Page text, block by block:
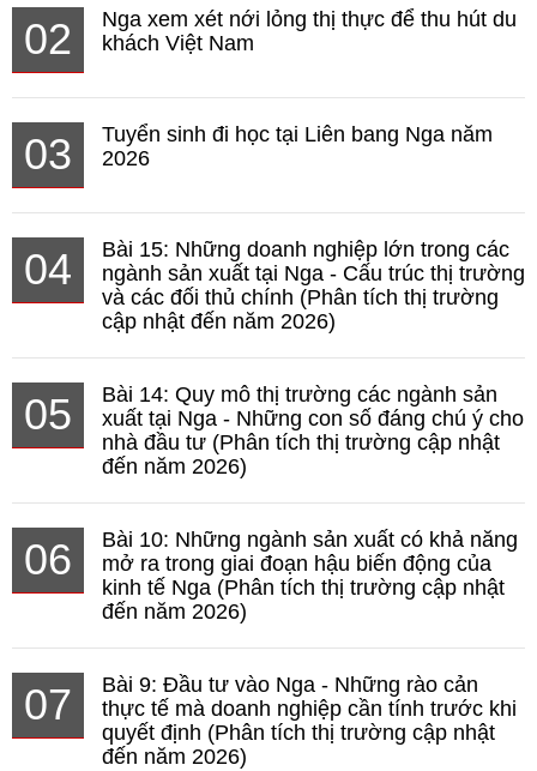
02
Nga xem xét nới lỏng thị thực để thu hút du
khách Việt Nam
03
Tuyển sinh đi học tại Liên bang Nga năm
2026
04
Bài 15: Những doanh nghiệp lớn trong các
ngành sản xuất tại Nga - Cấu trúc thị trường
và các đối thủ chính (Phân tích thị trường
cập nhật đến năm 2026)
05
Bài 14: Quy mô thị trường các ngành sản
xuất tại Nga - Những con số đáng chú ý cho
nhà đầu tư (Phân tích thị trường cập nhật
đến năm 2026)
06
Bài 10: Những ngành sản xuất có khả năng
mở ra trong giai đoạn hậu biến động của
kinh tế Nga (Phân tích thị trường cập nhật
đến năm 2026)
07
Bài 9: Đầu tư vào Nga - Những rào cản
thực tế mà doanh nghiệp cần tính trước khi
quyết định (Phân tích thị trường cập nhật
đến năm 2026)